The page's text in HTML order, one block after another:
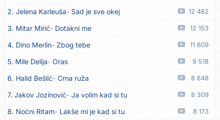
13. Tamara Brusić Nigdi ni lipo ko doma 06.08
14. Tamara Brusić Biž´mo ća 06.08
15. Rusko Richie Bila si, bila 06.08
16. Rusko Richie Ti i ja 06.08
17. Azra Husarkić Ako treba 06.08
18. Azra Husarkić Ljubavnice 06.08
19. Azra Husarkić Zakon jačeg 06.08
2. Jelena Karleuša Sad je sve okej 12 482
3. Mitar Mirić Dotakni me 12 153
4. Dino Merlin Zbog tebe 11 609
5. Mile Delija Oras 9 518
6. Halid Bešlić Crna ruža 8 648
7. Jakov Jozinović Ja volim kad si tu 8 309
8. Noćni Ritam Lakše mi je kad si tu 8 173